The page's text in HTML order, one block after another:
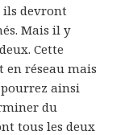
ils devront
Mais il y
Cette
réseau mais
ainsi
du
tous les deux